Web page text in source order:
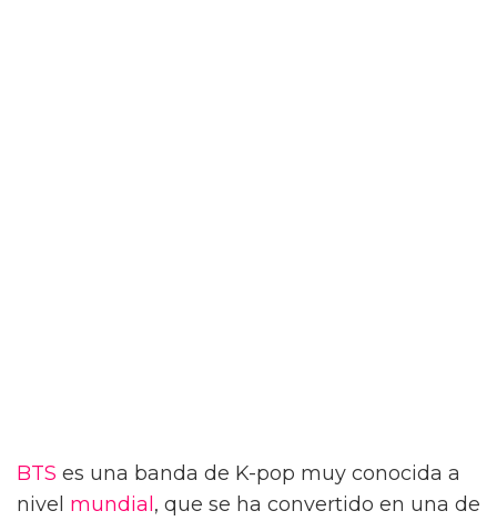
BTS es una banda de K-pop muy conocida a
nivel mundial , que se ha convertido en una de